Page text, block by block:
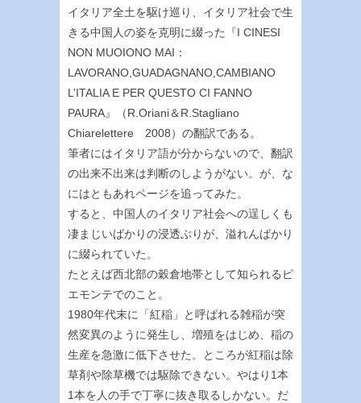
イタリア全土を駆け巡り、イタリア社会で生
きる中国人の姿を克明に綴った『I CINESI
NON MUOIONO MAI：
LAVORANO,GUADAGNANO,CAMBIANO
L’ITALIA E PER QUESTO CI FANNO
PAURA』（R.Oriani＆R.Stagliano
Chiarelettere 2008）の翻訳である。
筆者にはイタリア語が分からないので、翻訳
の出来不出来は判断のしようがない。が、な
にはともあれページを追ってみた。
すると、中国人のイタリア社会への逞しくも
凄まじいばかりの浸透ぶりが、溢れんばかり
に綴られていた。
たとえば西北部の穀倉地帯として知られるピ
エモンテでのこと。
1980年代末に「紅稲」と呼ばれる雑稲が突
然変異のように発生し、増殖をはじめ、稲の
生産を急激に低下させた。ところが紅稲は除
草剤や除草機では駆除できない。やはり1本
1本を人の手で丁寧に抜き取るしかない。だ